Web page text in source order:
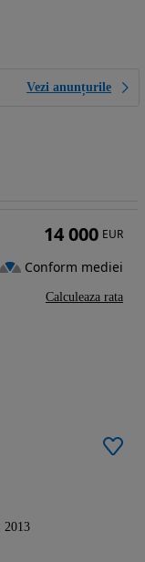
Vezi anunțurile
2013
14 000 EUR
Conform mediei
Calculeaza rata